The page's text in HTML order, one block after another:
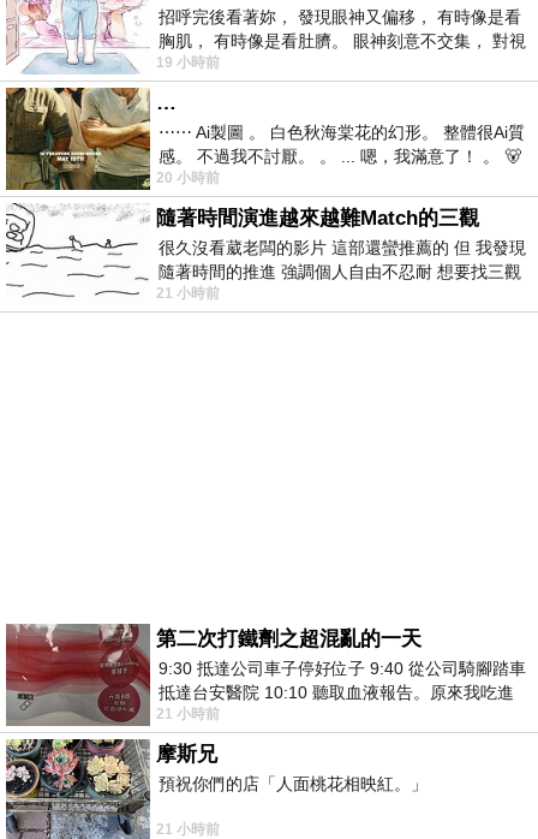
招呼完後看著妳， 發現眼神又偏移， 有時像是看
胸肌， 有時像是看肚臍。 眼神刻意不交集， 對視
視線不對齊， 讓我很難不
19 小時前
…
⋯⋯ Ai製圖 。 白色秋海棠花的幻形。 整體很Ai質
感。 不過我不討厭。 。 ... 嗯，我滿意了！ 。 🐻
昨中
20 小時前
隨著時間演進越來越難Match的三觀
很久沒看葳老闆的影片 這部還蠻推薦的 但 我發現
隨著時間的推進 強調個人自由不忍耐 想要找三觀
接近的不要說對象 連朋友都超
21 小時前
第二次打鐵劑之超混亂的一天
9:30 抵達公司車子停好位子 9:40 從公司騎腳踏車
抵達台安醫院 10:10 聽取血液報告。原來我吃進
去的 B12 彌可保並非沒有吸收而是超
21 小時前
摩斯兄
預祝你們的店「人面桃花相映紅。」
21 小時前